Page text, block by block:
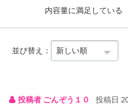
内容量に満足している
並び替え：
投稿者 ごんぞう１０ 投稿日